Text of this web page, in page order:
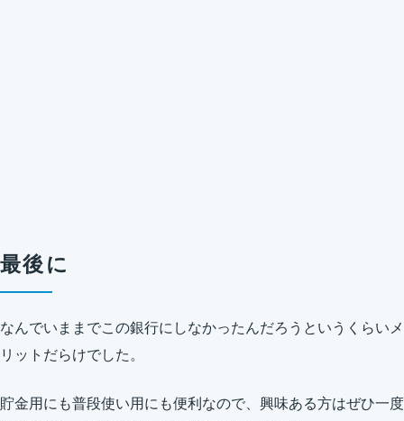
最後に
なんでいままでこの銀行にしなかったんだろうというくらいメ
リットだらけでした。
貯金用にも普段使い用にも便利なので、興味ある方はぜひ一度